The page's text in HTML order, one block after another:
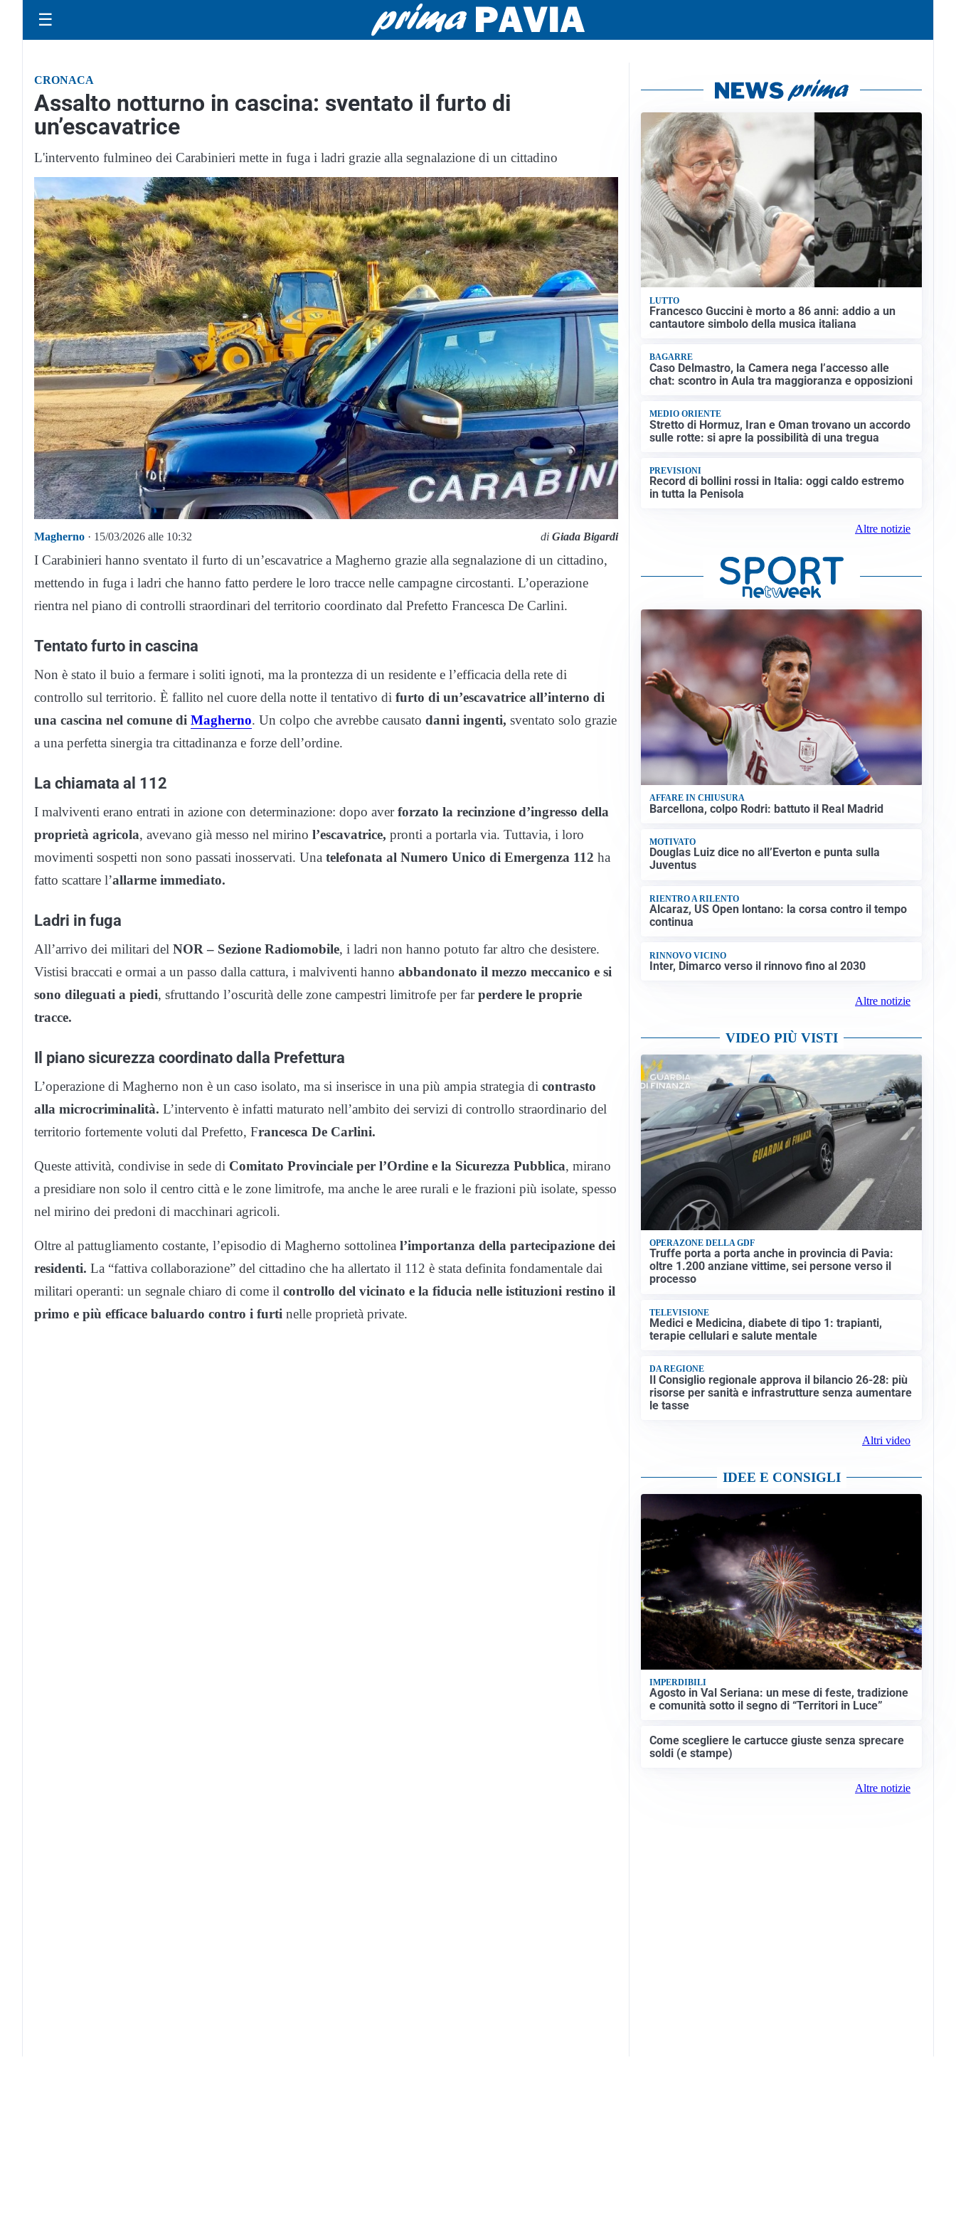
☰
CRONACA
Assalto notturno in cascina: sventato il furto di
un’escavatrice
L'intervento fulmineo dei Carabinieri mette in fuga i ladri grazie alla segnalazione di un cittadino
Magherno · 15/03/2026 alle 10:32 diGiada Bigardi
I Carabinieri hanno sventato il furto di un’escavatrice a Magherno grazie alla segnalazione di un cittadino,
mettendo in fuga i ladri che hanno fatto perdere le loro tracce nelle campagne circostanti. L’operazione
rientra nel piano di controlli straordinari del territorio coordinato dal Prefetto Francesca De Carlini.
Tentato furto in cascina
Non è stato il buio a fermare i soliti ignoti, ma la prontezza di un residente e l’efficacia della rete di
controllo sul territorio. È fallito nel cuore della notte il tentativo di furto di un’escavatrice all’interno di
una cascina nel comune di Magherno. Un colpo che avrebbe causato danni ingenti, sventato solo grazie
a una perfetta sinergia tra cittadinanza e forze dell’ordine.
La chiamata al 112
I malviventi erano entrati in azione con determinazione: dopo averforzato la recinzione d’ingresso della
proprietà agricola, avevano già messo nel mirino l’escavatrice, pronti a portarla via. Tuttavia, i loro
movimenti sospetti non sono passati inosservati. Una telefonata al Numero Unico di Emergenza 112 ha
fatto scattare l’allarme immediato.
Ladri in fuga
All’arrivo dei militari del NOR – Sezione Radiomobile, i ladri non hanno potuto far altro che desistere.
Vistisi braccati e ormai a un passo dalla cattura, i malviventi hanno abbandonato il mezzo meccanico e si
sono dileguati a piedi, sfruttando l’oscurità delle zone campestri limitrofe per farperdere le proprie
tracce.
Il piano sicurezza coordinato dalla Prefettura
L’operazione di Magherno non è un caso isolato, ma si inserisce in una più ampia strategia di contrasto
alla microcriminalità. L’intervento è infatti maturato nell’ambito dei servizi di controllo straordinario del
territorio fortemente voluti dal Prefetto, Francesca De Carlini.
Queste attività, condivise in sede di Comitato Provinciale per l’Ordine e la Sicurezza Pubblica, mirano
a presidiare non solo il centro città e le zone limitrofe, ma anche le aree rurali e le frazioni più isolate, spesso
nel mirino dei predoni di macchinari agricoli.
Oltre al pattugliamento costante, l’episodio di Magherno sottolinea l’importanza della partecipazione dei
residenti. La “fattiva collaborazione” del cittadino che ha allertato il 112 è stata definita fondamentale dai
militari operanti: un segnale chiaro di come il controllo del vicinato e la fiducia nelle istituzioni restino il
primo e più efficace baluardo contro i furti nelle proprietà private.
LUTTO
Francesco Guccini è morto a 86 anni: addio a un
cantautore simbolo della musica italiana
BAGARRE
Caso Delmastro, la Camera nega l’accesso alle
chat: scontro in Aula tra maggioranza e opposizioni
MEDIO ORIENTE
Stretto di Hormuz, Iran e Oman trovano un accordo
sulle rotte: si apre la possibilità di una tregua
PREVISIONI
Record di bollini rossi in Italia: oggi caldo estremo
in tutta la Penisola
Altre notizie
AFFARE IN CHIUSURA
Barcellona, colpo Rodri: battuto il Real Madrid
MOTIVATO
Douglas Luiz dice no all’Everton e punta sulla
Juventus
RIENTRO A RILENTO
Alcaraz, US Open lontano: la corsa contro il tempo
continua
RINNOVO VICINO
Inter, Dimarco verso il rinnovo fino al 2030
Altre notizie
VIDEO PIÙ VISTI
OPERAZONE DELLA GDF
Truffe porta a porta anche in provincia di Pavia:
oltre 1.200 anziane vittime, sei persone verso il
processo
TELEVISIONE
Medici e Medicina, diabete di tipo 1: trapianti,
terapie cellulari e salute mentale
DA REGIONE
Il Consiglio regionale approva il bilancio 26-28: più
risorse per sanità e infrastrutture senza aumentare
le tasse
Altri video
IDEE E CONSIGLI
IMPERDIBILI
Agosto in Val Seriana: un mese di feste, tradizione
e comunità sotto il segno di “Territori in Luce”
Come scegliere le cartucce giuste senza sprecare
soldi (e stampe)
Altre notizie